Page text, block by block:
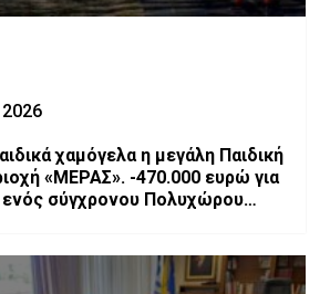
2026
χαμόγελα η μεγάλη Παιδική
-470.000 ευρώ για
ενός σύγχρονου Πολυχώρου